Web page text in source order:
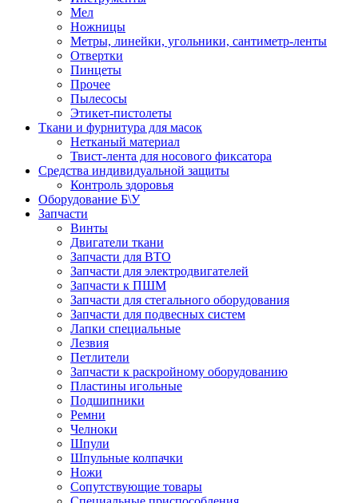
Мел
Ножницы
Метры, линейки, угольники, сантиметр-ленты
Отвертки
Пинцеты
Прочее
Пылесосы
Этикет-пистолеты
Ткани и фурнитура для масок
Нетканый материал
Твист-лента для носового фиксатора
Средства индивидуальной защиты
Контроль здоровья
Оборудование Б\У
Запчасти
Винты
Двигатели ткани
Запчасти для ВТО
Запчасти для электродвигателей
Запчасти к ПШМ
Запчасти для стегального оборудования
Запчасти для подвесных систем
Лапки специальные
Лезвия
Петлители
Запчасти к раскройному оборудованию
Пластины игольные
Подшипники
Ремни
Челноки
Шпули
Шпульные колпачки
Ножи
Сопутствующие товары